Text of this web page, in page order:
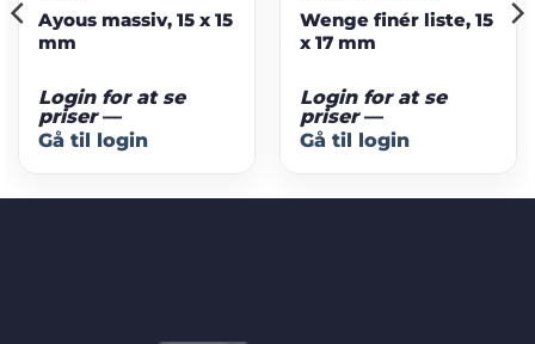
Ayous massiv, 15 x 15
mm
Login for at se
priser—
Gå til login
Wenge finér liste, 15
x 17 mm
Login for at se
priser—
Gå til login